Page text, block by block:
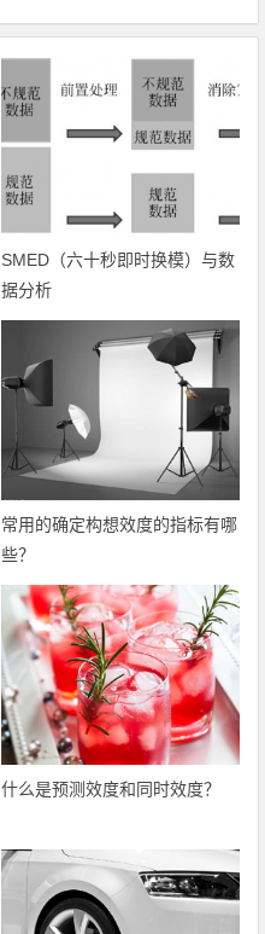
SMED（六十秒即时换模）与数
据分析
常用的确定构想效度的指标有哪
些？
什么是预测效度和同时效度？